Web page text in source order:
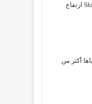
أما أفضل 100 عملة رقمية في هذا الانخفاض فقد سجلت كل من عملة XinFin ارتفاع بنسبة 10% و عملة شيبا Shiba Inu’s SHIB ارتفاع
أكثر من